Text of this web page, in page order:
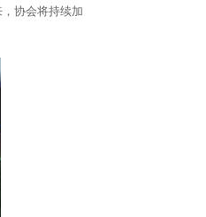
协会将持续加